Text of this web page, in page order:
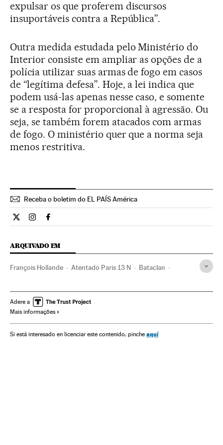
expulsar os que proferem discursos
insuportáveis contra a República”.
Outra medida estudada pelo Ministério do
Interior consiste em ampliar as opções de a
polícia utilizar suas armas de fogo em casos
de “legítima defesa”. Hoje, a lei indica que
podem usá-las apenas nesse caso, e somente
se a resposta for proporcional à agressão. Ou
seja, se também forem atacados com armas
de fogo. O ministério quer que a norma seja
menos restritiva.
Receba o boletim do EL PAÍS América
Internacional El País Brasil en Twitter
Internacional El País Brasil en Instagram
Internacional El País Brasil en Facebook
ARQUIVADO EM
François Hollande Atentado Paris 13 N Bataclan
Stade de France Conflito Sunitas e Xiitas
terrorismo islâmico
Jihadismo Europa Ocidental Grupos terroristas
Adere a
Mais informações
Si está interesado en licenciar este contenido, pinche aquí